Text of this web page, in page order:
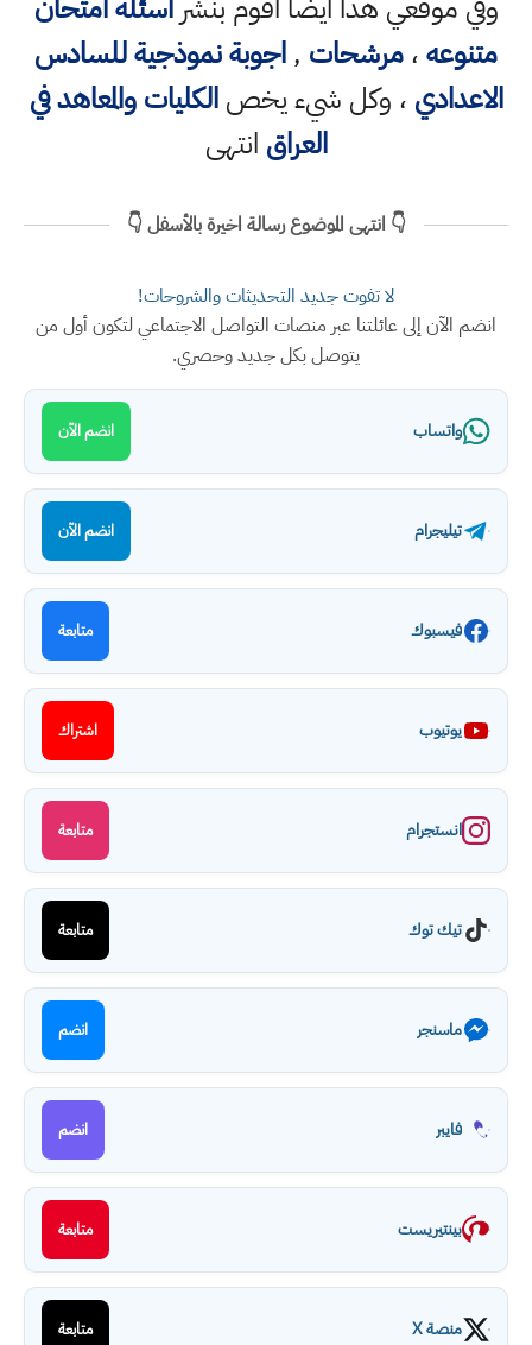
متنوعه،مرشحات ,اجوبة نموذجية للسادس
الاعدادي ، وكل شيء يخصالكليات والمعاهد في
العراق انتهى
👇 انتهى الموضوع رسالة اخيرة بالأسفل 👇
لا تفوت جديد التحديثات والشروحات!
انضم الآن إلى عائلتنا عبر منصات التواصل الاجتماعي لتكون أول من
يتوصل بكل جديد وحصري.
واتساب انضم الآن
تيليجرام انضم الآن
فيسبوك متابعة
يوتيوب اشتراك
انستجرام متابعة
تيك توك متابعة
ماسنجر انضم
فايبر انضم
بينتيريست متابعة
منصة X متابعة